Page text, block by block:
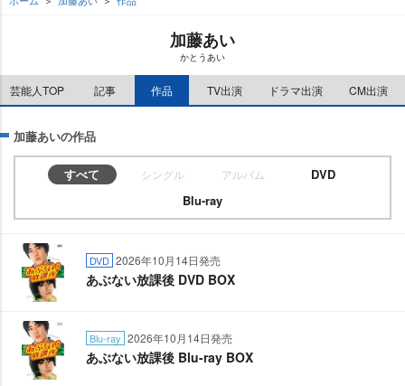
加藤あい
かとうあい
芸能人TOP 記事 作品 TV出演 ドラマ出演 CM出演
加藤あいの作品
すべて シングル アルバム
DVD
Blu-ray
DVD 2026年10月14日発売
あぶない放課後 DVD BOX
Blu-ray 2026年10月14日発売
あぶない放課後 Blu-ray BOX